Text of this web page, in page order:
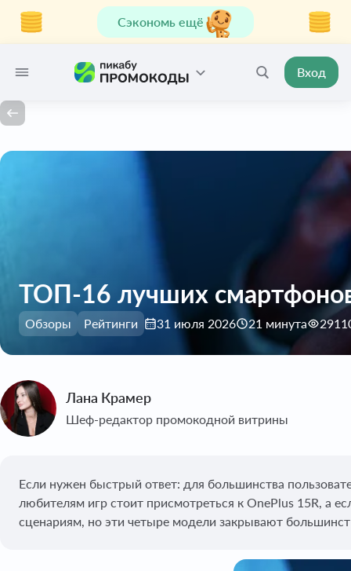
Сэкономь ещё
Вход
ТОП-16 лучших
Обзоры Рейтинги 31 июля 2026 21 минута
Лана Крамер
Шеф-редактор промокодной витрины
Если нужен быстрый ответ: для большинства
любителям игр стоит присмотреться к OnePlus 15R, а
сценариям, но эти четыре модели закрывают